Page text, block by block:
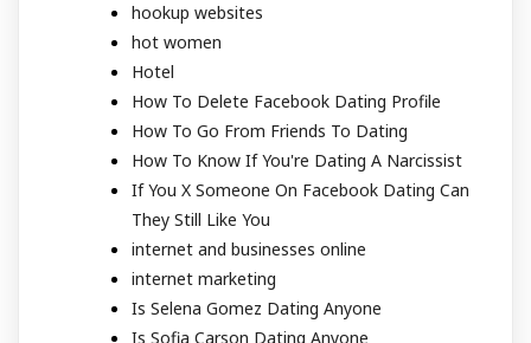
hookup websites
hot women
Hotel
How To Delete Facebook Dating Profile
How To Go From Friends To Dating
How To Know If You're Dating A Narcissist
If You X Someone On Facebook Dating Can
They Still Like You
internet and businesses online
internet marketing
Is Selena Gomez Dating Anyone
Is Sofia Carson Dating Anyone